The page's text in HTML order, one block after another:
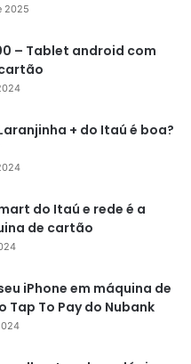
2025
– Tablet android com
+ do Itaú é boa?
do Itaú e rede é a
de cartão
iPhone em máquina de
Tap To Pay do Nubank